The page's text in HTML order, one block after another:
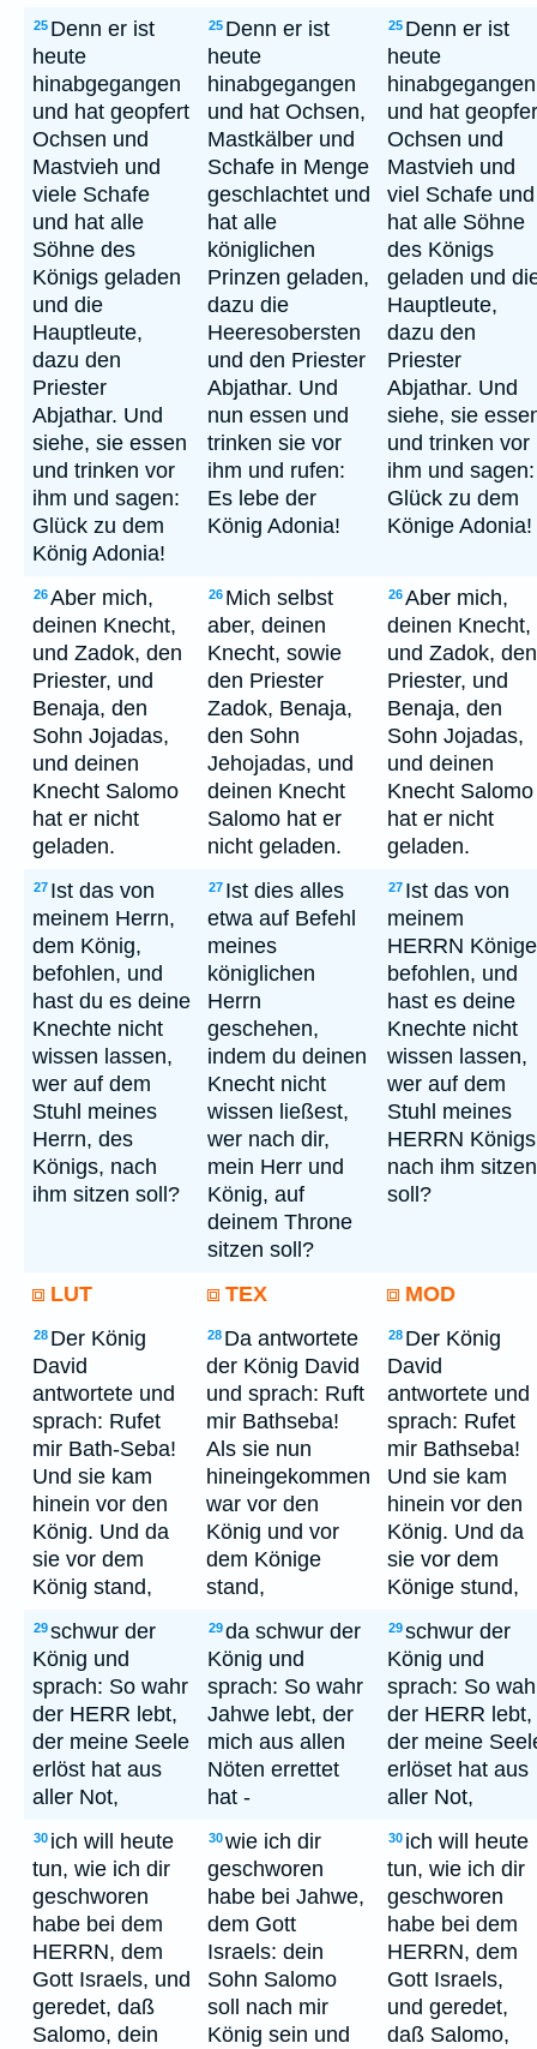
25 Denn er ist
heute
hinabgegangen
und hat geopfert
Ochsen und
Mastvieh und
viele Schafe
und hat alle
Söhne des
Königs geladen
und die
Hauptleute,
dazu den
Priester
Abjathar. Und
siehe, sie essen
und trinken vor
ihm und sagen:
Glück zu dem
König Adonia!
25 Denn er ist
heute
hinabgegangen
und hat Ochsen,
Mastkälber und
Schafe in Menge
geschlachtet und
hat alle
königlichen
Prinzen geladen,
dazu die
Heeresobersten
und den Priester
Abjathar. Und
nun essen und
trinken sie vor
ihm und rufen:
Es lebe der
König Adonia!
25 Denn er ist
heute
hinabgegangen
und hat
Ochsen und
Mastvieh und
viel Schafe und
hat alle Söhne
des Königs
geladen und
Hauptleute,
dazu den
Priester
Abjathar. Und
siehe, sie
und trinken vor
ihm und sagen:
Glück zu dem
Könige Adonia!
26Aber mich,
deinen Knecht,
und Zadok, den
Priester, und
Benaja, den
Sohn Jojadas,
und deinen
Knecht Salomo
hat er nicht
geladen.
26 Mich selbst
aber, deinen
Knecht, sowie
den Priester
Zadok, Benaja,
den Sohn
Jehojadas, und
deinen Knecht
Salomo hat er
nicht geladen.
26Aber mich,
deinen Knecht,
und Zadok, den
Priester, und
Benaja, den
Sohn Jojadas,
und deinen
Knecht Salomo
hat er nicht
geladen.
27 Ist das von
meinem Herrn,
dem König,
befohlen, und
hast du es deine
Knechte nicht
wissen lassen,
wer auf dem
Stuhl meines
Herrn, des
Königs, nach
ihm sitzen soll?
27 Ist dies alles
etwa auf Befehl
meines
königlichen
Herrn
geschehen,
indem du deinen
Knecht nicht
wissen ließest,
wer nach dir,
mein Herr und
König, auf
deinem Throne
sitzen soll?
27 Ist das von
meinem
HERRN Könige
befohlen, und
hast es deine
Knechte nicht
wissen lassen,
wer auf dem
Stuhl meines
HERRN Königs
nach ihm sitzen
soll?
LUT TEX MOD
28 Der König
David
antwortete und
sprach: Rufet
mir Bath-Seba!
Und sie kam
hinein vor den
König. Und da
sie vor dem
König stand,
28 Da antwortete
der König David
und sprach: Ruft
mir Bathseba!
Als sie nun
hineingekommen
war vor den
König und vor
dem Könige
stand,
28 Der König
David
antwortete und
sprach: Rufet
mir Bathseba!
Und sie kam
hinein vor den
König. Und da
sie vor dem
Könige stund,
29schwur der
König und
sprach: So wahr
der HERR lebt,
der meine Seele
erlöst hat aus
aller Not,
29da schwur der
König und
sprach: So wahr
Jahwe lebt, der
mich aus allen
Nöten errettet
hat -
29schwur der
König und
sprach: So
der HERR lebt,
der meine
erlöset hat aus
aller Not,
30 ich will heute
tun, wie ich dir
geschworen
habe bei dem
HERRN, dem
Gott Israels, und
geredet, daß
Salomo, dein
30wie ich dir
geschworen
habe bei Jahwe,
dem Gott
Israels: dein
Sohn Salomo
soll nach mir
König sein und
30 ich will heute
tun, wie ich dir
geschworen
habe bei dem
HERRN, dem
Gott Israels,
und geredet,
daß Salomo,